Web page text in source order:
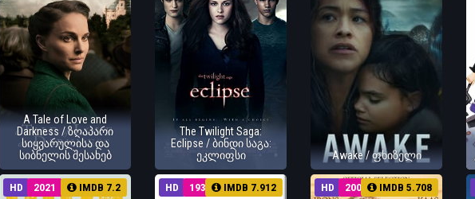
A Tale of Love and
Darkness / ზღაპარი
სიყვარულისა და
სიბნელის შესახებ
The Twilight Saga:
Eclipse / ბინდი საგა:
ეკლიფსი
Awake / ფხიზელი
HD 2021 IMDB 7.2 HD 1939 IMDB 7.912 HD 2002 IMDB 5.708